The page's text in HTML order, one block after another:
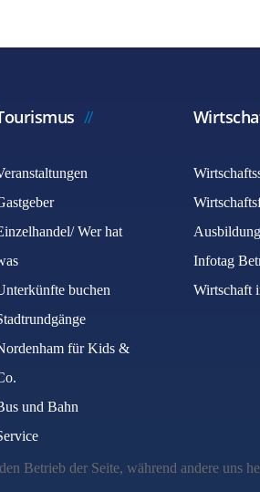
Wer hat
buchen
für Kids &
und Bahn
Ausbildung
Infotag
Wirtschaft
Betrieb der Seite, während andere uns